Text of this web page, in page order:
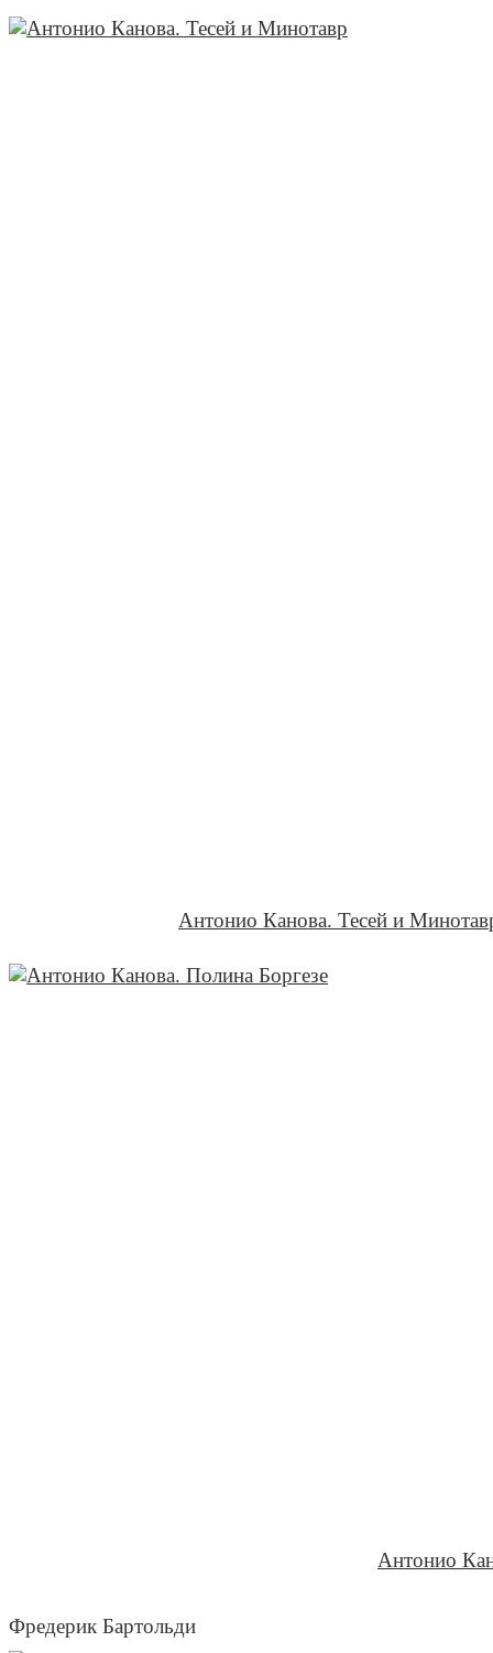
Антонио Канова. Тесей и
Антонио
Фредерик Бартольди